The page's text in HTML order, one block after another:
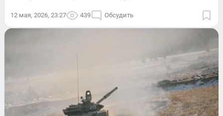
12 мая, 2026, 23:27 439 Обсудить